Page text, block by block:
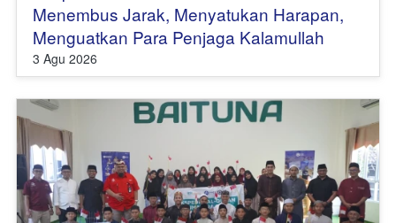
Menembus Jarak, Menyatukan Harapan,
Menguatkan Para Penjaga Kalamullah
3 Agu 2026